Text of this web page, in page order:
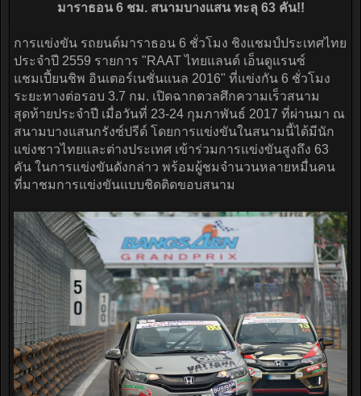
มาราธอน 6 ชม. สนามบางแสน ทะลุ 63 คัน!!
การแข่งขัน รถยนต์มาราธอน 6 ชั่วโมง ชิงแชมป์ประเทศไทย
ประจำปี 2559 รายการ "RAAT ไทยแลนด์ เอ็นดูแรนซ์
แชมเปี้ยนชิพ อินเตอร์เนชั่นแนล 2016" ที่แข่งกัน 6 ชั่วโมง
ระยะทางต่อรอบ 3.7 กม. เปิดฉากดวลศึกความเร็วสนาม
สุดท้ายประจำปี เมื่อวันที่ 23-24 กุมภาพันธ์ 2017 ที่ผ่านมา ณ
สนามบางแสนกรังซ์ปรีด์ โดยการแข่งขันในสนามนี้ได้มีนัก
แข่งชาวไทยและต่างประเทศ เข้าร่วมการแข่งขันสูงถึง 63
คัน ในการแข่งขันดังกล่าว พร้อมผู้ชมจำนวนหลายหมื่นคน
ที่มาชมการแข่งขันแบบชิดติดขอบสนาม